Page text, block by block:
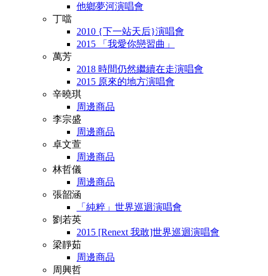
他鄉夢河演唱會
丁噹
2010 {下一站天后}演唱會
2015 「我愛你戀習曲」
萬芳
2018 時間仍然繼續在走演唱會
2015 原來的地方演唱會
辛曉琪
周邊商品
李宗盛
周邊商品
卓文萱
周邊商品
林哲儀
周邊商品
張韶涵
「純粹」世界巡迴演唱會
劉若英
2015 [Renext 我敢]世界巡迴演唱會
梁靜茹
周邊商品
周興哲